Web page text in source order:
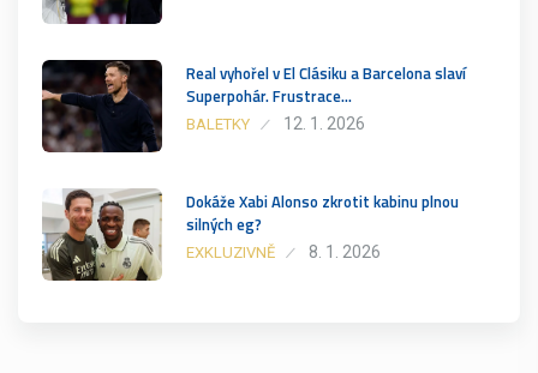
Real vyhořel v El Clásiku a Barcelona slaví
Superpohár. Frustrace…
BALETKY 12. 1. 2026
Dokáže Xabi Alonso zkrotit kabinu plnou
silných eg?
EXKLUZIVNĚ 8. 1. 2026